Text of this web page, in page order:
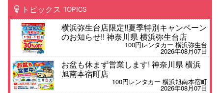
トピックス TOPICS
横浜弥生台店限定!!夏季特別キャンペーン
のお知らせ!! 神奈川県 横浜弥生台店
100円レンタカー 横浜弥生台
2026年08月07日
お盆も休まず営業します! 神奈川県 横浜
旭南本宿町店
100円レンタカー 横浜旭南本宿町
2026年08月07日